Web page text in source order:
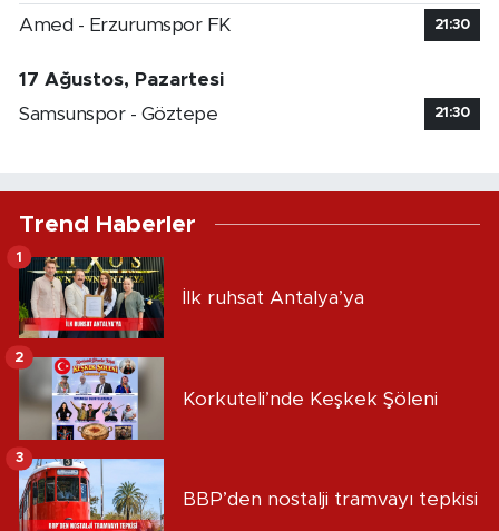
Amed - Erzurumspor FK 21:30
17 Ağustos, Pazartesi
Samsunspor - Göztepe
21:30
Trend Haberler
İlk ruhsat Antalya’ya
1
Korkuteli’nde Keşkek Şöleni
2
BBP’den nostalji tramvayı tepkisi
3